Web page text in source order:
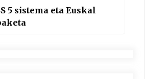
5 sistema eta Euskal